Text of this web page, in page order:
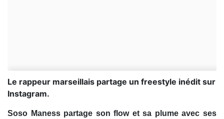
Le rappeur marseillais partage un freestyle inédit sur
Instagram.
Soso Maness partage son flow et sa plume avec ses